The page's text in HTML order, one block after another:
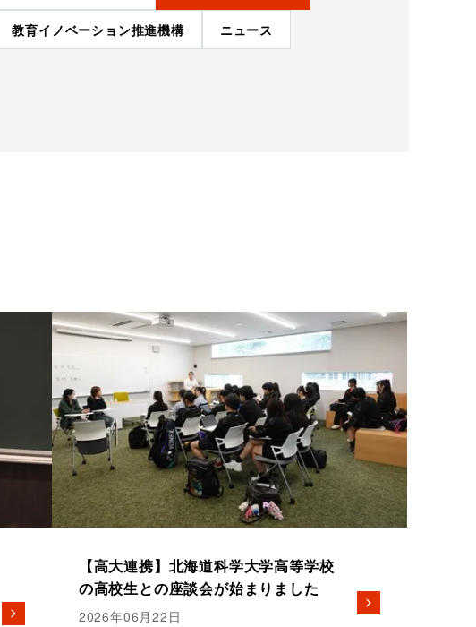
教育イノベーション推進機構 ニュース
【高大連携】北海道科学大学高等学校
の高校生との座談会が始まりました
2026年06月22日